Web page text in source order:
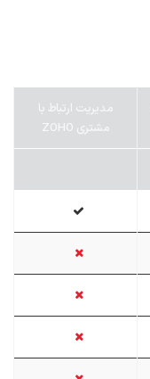
مدیریت ارتباط با
مشتری ZOHO